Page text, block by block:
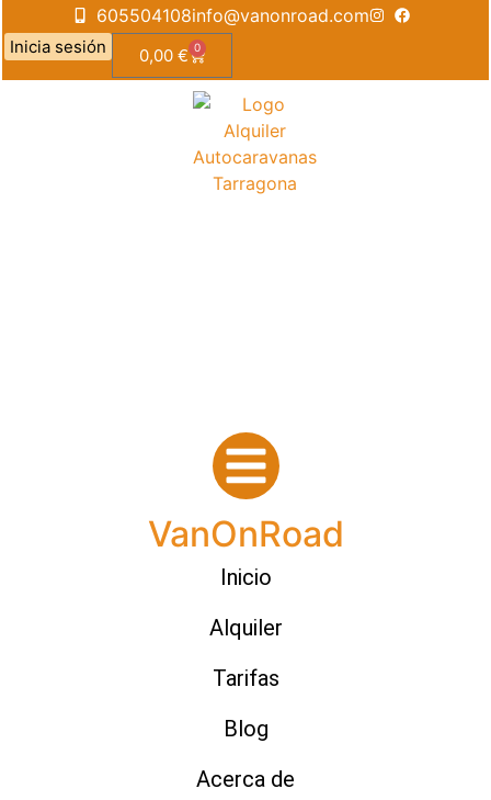
605504108info@vanonroad.com
Inicia sesión 0,00 € 0
VanOnRoad
Inicio
Alquiler
Tarifas
Blog
Acerca de